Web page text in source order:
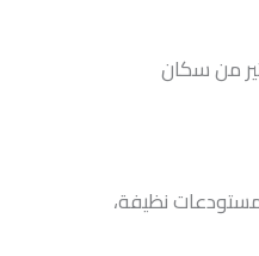
من سكان
نظيفة،